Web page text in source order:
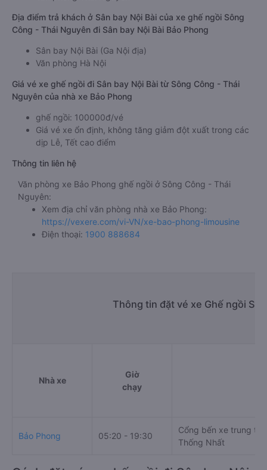
Địa điểm trả khách ở Sân bay Nội Bài của xe ghế ngồi Sông
Công - Thái Nguyên đi Sân bay Nội Bài Bảo Phong
Sân bay Nội Bài (Ga Nội địa)
Văn phòng Hà Nội
Giá vé xe ghế ngồi đi Sân bay Nội Bài từ Sông Công - Thái
Nguyên của nhà xe Bảo Phong
ghế ngồi: 100000đ/vé
Giá vé xe ổn định, không tăng giảm đột xuất trong các
dịp Lễ, Tết cao điểm
Thông tin liên hệ
Văn phòng xe Bảo Phong ghế ngồi ở Sông Công - Thái
Nguyên:
Xem địa chỉ văn phòng nhà xe Bảo Phong:
https://vexere.com/vi-VN/xe-bao-phong-limousine
Điện thoại: 1900 888684
Thông tin đặt vé xe Ghế ngồi
Nhà xe
Giờ
chạy
Bảo Phong 05:20 - 19:30
Cổng bến xe trung
Thống Nhất